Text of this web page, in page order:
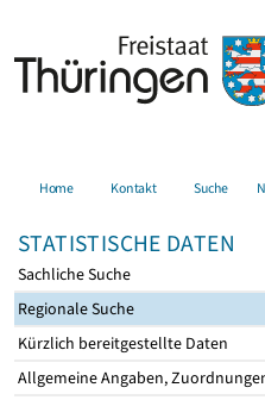
Home Kontakt Suche
STATISTISCHE DATEN
Sachliche Suche
Regionale Suche
Kürzlich bereitgestellte Daten
Allgemeine Angaben,